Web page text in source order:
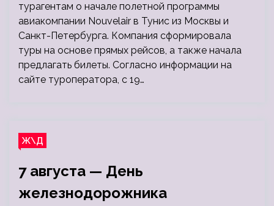
турагентам о начале полетной программы
авиакомпании Nouvelair в Тунис из Москвы и
Санкт-Петербурга. Компания сформировала
туры на основе прямых рейсов, а также начала
предлагать билеты. Согласно информации на
сайте туроператора, с 19…
Ж\Д
7 августа — День
железнодорожника